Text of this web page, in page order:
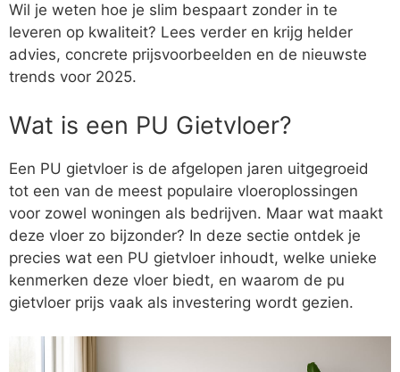
Wil je weten hoe je slim bespaart zonder in te
leveren op kwaliteit? Lees verder en krijg helder
advies, concrete prijsvoorbeelden en de nieuwste
trends voor 2025.
Wat is een PU Gietvloer?
Een PU gietvloer is de afgelopen jaren uitgegroeid
tot een van de meest populaire vloeroplossingen
voor zowel woningen als bedrijven. Maar wat maakt
deze vloer zo bijzonder? In deze sectie ontdek je
precies wat een PU gietvloer inhoudt, welke unieke
kenmerken deze vloer biedt, en waarom de pu
gietvloer prijs vaak als investering wordt gezien.